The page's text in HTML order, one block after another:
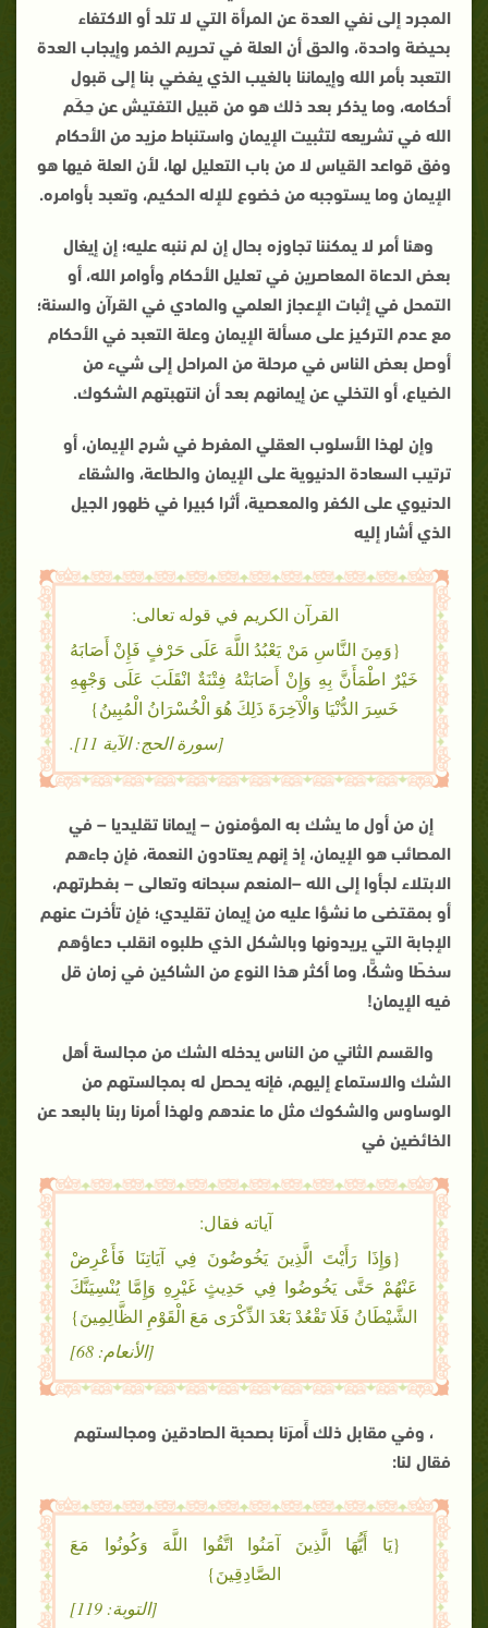
المجرد إلى نفي العدة عن المرأة التي لا تلد أو الاكتفاء
بحيضة واحدة، والحق أن العلة في تحريم الخمر وإيجاب العدة
التعبد بأمر الله وإيماننا بالغيب الذي يفضي بنا إلى قبول
أحكامه، وما يذكر بعد ذلك هو من قبيل التفتيش عن حِكَم
الله في تشريعه لتثبيت الإيمان واستنباط مزيد من الأحكام
وفق قواعد القياس لا من باب التعليل لها، لأن العلة فيها هو
الإيمان وما يستوجبه من خضوع للإله الحكيم، وتعبد بأوامره.
وهنا أمر لا يمكننا تجاوزه بحال إن لم ننبه عليه؛ إن إيغال
بعض الدعاة المعاصرين في تعليل الأحكام وأوامر الله، أو
التمحل في إثبات الإعجاز العلمي والمادي في القرآن والسنة؛
مع عدم التركيز على مسألة الإيمان وعلة التعبد في الأحكام
أوصل بعض الناس في مرحلة من المراحل إلى شيء من
الضياع، أو التخلي عن إيمانهم بعد أن انتهبتهم الشكوك.
وإن لهذا الأسلوب العقلي المفرط في شرح الإيمان، أو
ترتيب السعادة الدنيوية على الإيمان والطاعة، والشقاء
الدنيوي على الكفر والمعصية، أثرا كبيرا في ظهور الجيل
الذي أشار إليه
القرآن الكريم في قوله تعالى:
{وَمِنَ النَّاسِ مَنْ يَعْبُدُ اللَّهَ عَلَى حَرْفٍ فَإِنْ أَصَابَهُ
خَيْرٌ اطْمَأَنَّ بِهِ وَإِنْ أَصَابَتْهُ فِتْنَةٌ انْقَلَبَ عَلَى وَجْهِهِ
خَسِرَ الدُّنْيَا وَالْآخِرَةَ ذَلِكَ هُوَ الْخُسْرَانُ الْمُبِينُ}
[سورة الحج: الآية 11].
إن من أول ما يشك به المؤمنون – إيمانا تقليديا – في
المصائب هو الإيمان، إذ إنهم يعتادون النعمة، فإن جاءهم
الابتلاء لجأوا إلى الله –المنعم سبحانه وتعالى – بفطرتهم،
أو بمقتضى ما نشؤا عليه من إيمان تقليدي؛ فإن تأخرت عنهم
الإجابة التي يريدونها وبالشكل الذي طلبوه انقلب دعاؤهم
سخطًا وشكًّا، وما أكثر هذا النوع من الشاكين في زمان قل
فيه الإيمان!
والقسم الثاني من الناس يدخله الشك من مجالسة أهل
الشك والاستماع إليهم، فإنه يحصل له بمجالستهم من
الوساوس والشكوك مثل ما عندهم ولهذا أمرنا ربنا بالبعد عن
الخائضين في
آياته فقال:
{وَإِذَا رَأَيْتَ الَّذِينَ يَخُوضُونَ فِي آيَاتِنَا فَأَعْرِضْ
عَنْهُمْ حَتَّى يَخُوضُوا فِي حَدِيثٍ غَيْرِهِ وَإِمَّا يُنْسِيَنَّكَ
الشَّيْطَانُ فَلَا تَقْعُدْ بَعْدَ الذِّكْرَى مَعَ الْقَوْمِ الظَّالِمِينَ}
[الأنعام: 68]
، وفي مقابل ذلك أَمرَنا بصحبة الصادقين ومجالستهم
فقال لنا:
{يَا أَيُّهَا الَّذِينَ آمَنُوا اتَّقُوا اللَّهَ وَكُونُوا مَعَ
الصَّادِقِينَ}
[التوبة: 119]